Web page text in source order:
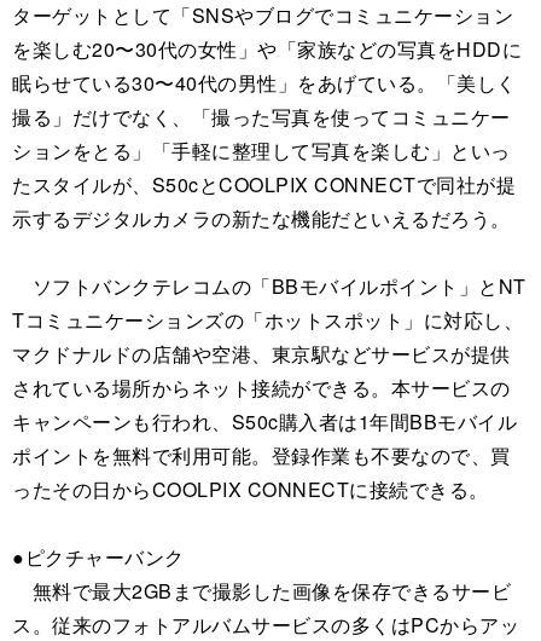
ターゲットとして「SNSやブログでコミュニケーション
を楽しむ20〜30代の女性」や「家族などの写真をHDDに
眠らせている30〜40代の男性」をあげている。「美しく
撮る」だけでなく、「撮った写真を使ってコミュニケー
ションをとる」「手軽に整理して写真を楽しむ」といっ
たスタイルが、S50cとCOOLPIX CONNECTで同社が提
示するデジタルカメラの新たな機能だといえるだろう。
ソフトバンクテレコムの「BBモバイルポイント」とNT
Tコミュニケーションズの「ホットスポット」に対応し、
マクドナルドの店舗や空港、東京駅などサービスが提供
されている場所からネット接続ができる。本サービスの
キャンペーンも行われ、S50c購入者は1年間BBモバイル
ポイントを無料で利用可能。登録作業も不要なので、買
ったその日からCOOLPIX CONNECTに接続できる。
●ピクチャーバンク
無料で最大2GBまで撮影した画像を保存できるサービ
ス。従来のフォトアルバムサービスの多くはPCからアッ